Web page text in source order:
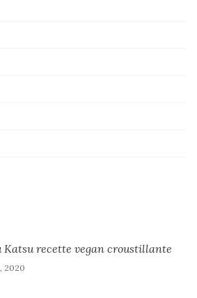
Katsu recette vegan croustillante
2020